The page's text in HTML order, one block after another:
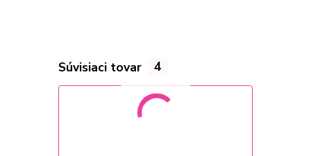
Súvisiaci tovar 4